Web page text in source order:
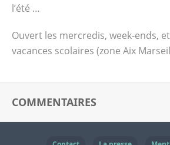
l’été …
Ouvert les mercredis, week-ends,
vacances scolaires (zone Aix
COMMENTAIRES